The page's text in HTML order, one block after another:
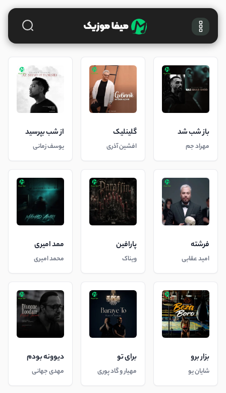
باز شب شد
مهراد جم
گلینلیک
افشین آذری
از شب بپرسید
یوسف زمانی
فرشته
امید عقابی
پارافین
ویناک
ممد امیری
محمد امیری
بزار برو
شایان یو
برای تو
مهیار و گاد پوری
دیوونه بودم
مهدی جهانی